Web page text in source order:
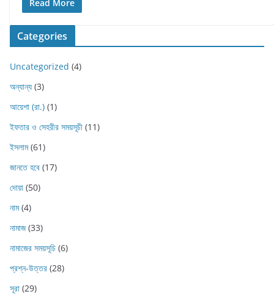
Read More
Categories
Uncategorized (4)
অন্যান্য (3)
আয়েশা (রা.) (1)
ইফতার ও সেহরীর সময়সূচী (11)
ইসলাম(61)
জানতে হবে (17)
দোয়া (50)
নাম(4)
নামাজ(33)
নামাজের সময়সূচি (6)
প্রশ্ন-উত্তর (28)
সূরা (29)